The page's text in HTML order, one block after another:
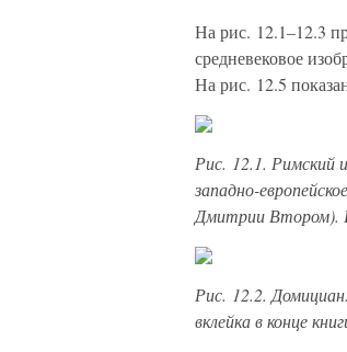
На рис. 12.1–12.3
средневековое
На рис. 12.5
Рис. 12.1.
западно-
Дмитрии Втором).
Рис. 12.2.
вклейка в конце